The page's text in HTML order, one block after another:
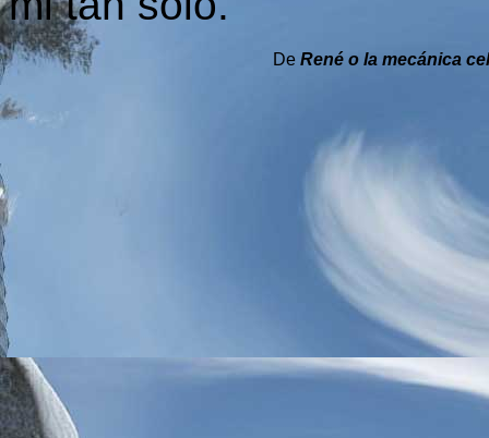
De René o la mecánica